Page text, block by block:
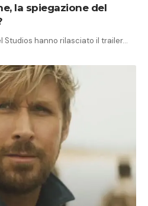
la spiegazione del
Studios hanno rilasciato il trailer…